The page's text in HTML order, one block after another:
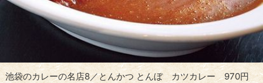
池袋のカレーの名店8／とんかつ とんぼ カツカレー 970円